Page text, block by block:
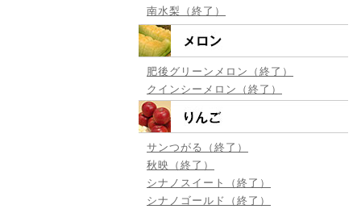
南水梨（終了）
肥後グリーンメロン（終了）
クインシーメロン（終了）
サンつがる（終了）
秋映（終了）
シナノスイート（終了）
シナノゴールド（終了）